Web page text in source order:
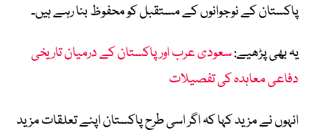
پاکستان کے نوجوانوں کے مستقبل کو محفوظ بنا رہے ہیں۔
یہ بھی پڑھیے:سعودی عرب اور پاکستان کے درمیان تاریخی
دفاعی معاہدہ کی تفصیلات
انہوں نے مزید کہا کہ اگر اسی طرح پاکستان اپنے تعلقات مزید